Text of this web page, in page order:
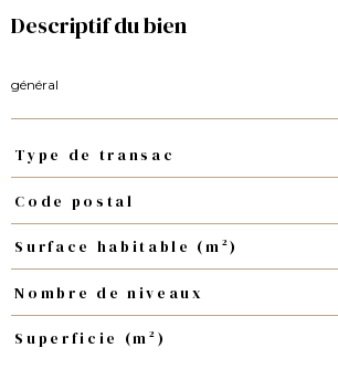
Descriptif du bien
général
TRAD_PAMPERO_Caracteristique
Type de transac
Code postal
Surface habitable (m²)
Nombre de niveaux
Superficie (m²)